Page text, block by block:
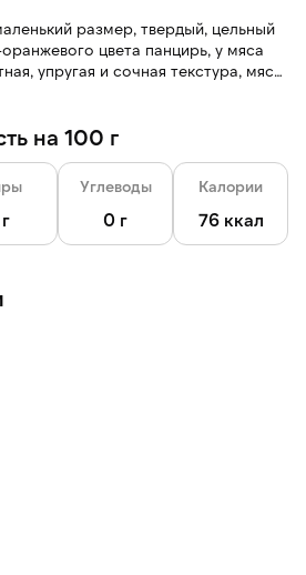
размер, твердый, цельный
цвета панцирь, у мяса
упругая и сочная текстура, мясо
на 100 г
Углеводы
0 г
Калории
76 ккал